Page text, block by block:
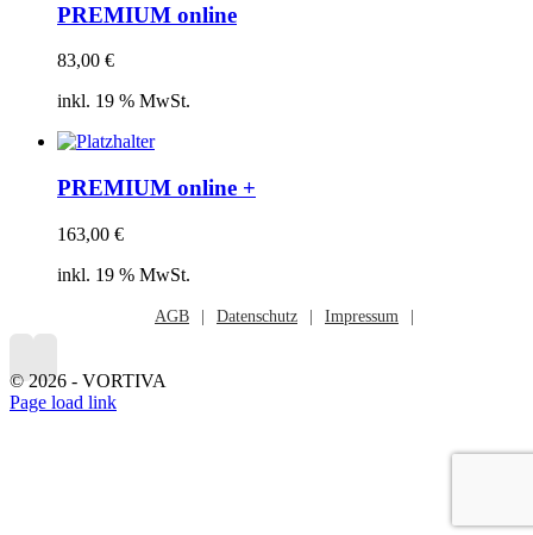
PREMIUM online
83,00 €
inkl. 19 % MwSt.
PREMIUM online +
163,00 €
inkl. 19 % MwSt.
AGB Datenschutz Impressum
© 2026 - VORTIVA
Page load link